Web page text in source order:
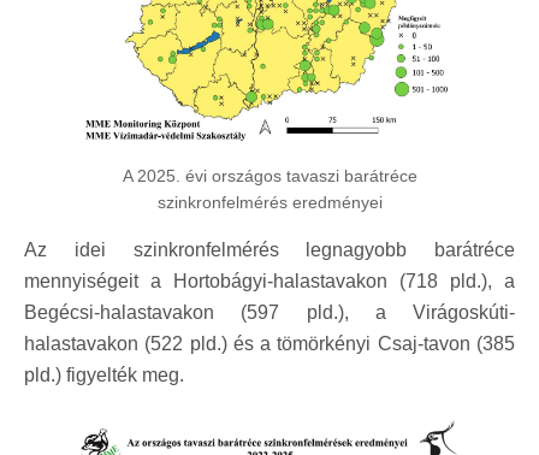
A 2025. évi országos tavaszi barátréce
szinkronfelmérés eredményei
Az idei szinkronfelmérés legnagyobb barátréce
mennyiségeit a Hortobágyi-halastavakon (718 pld.), a
Begécsi-halastavakon (597 pld.), a Virágoskúti-
halastavakon (522 pld.) és a tömörkényi Csaj-tavon (385
pld.) figyelték meg.